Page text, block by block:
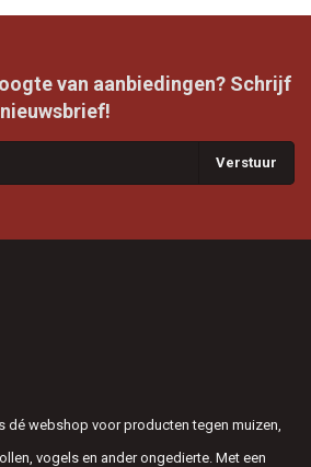
van aanbiedingen? Schrijf
Verstuur
dé webshop voor producten tegen muizen,
vogels en ander ongedierte. Met een